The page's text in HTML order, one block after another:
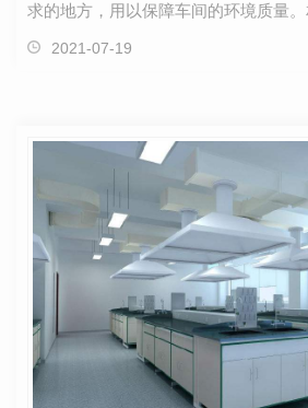
求的地方，用以保障车间的环境质量
项目的卫生要求非常高，尤其是在建
2021-07-19